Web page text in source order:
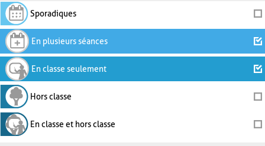
Sporadiques
En plusieurs séances
En classe seulement
Hors classe
En classe et hors classe